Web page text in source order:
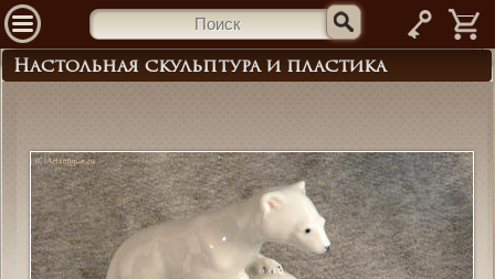
—
Настольная скульптура и пластика